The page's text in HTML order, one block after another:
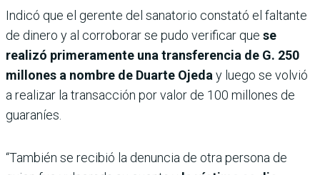
Indicó que el gerente del sanatorio constató el faltante
de dinero y al corroborar se pudo verificar que se
realizó primeramente una transferencia de G. 250
millones a nombre de Duarte Ojeda y luego se volvió
a realizar la transacción por valor de 100 millones de
guaraníes.
“También se recibió la denuncia de otra persona de